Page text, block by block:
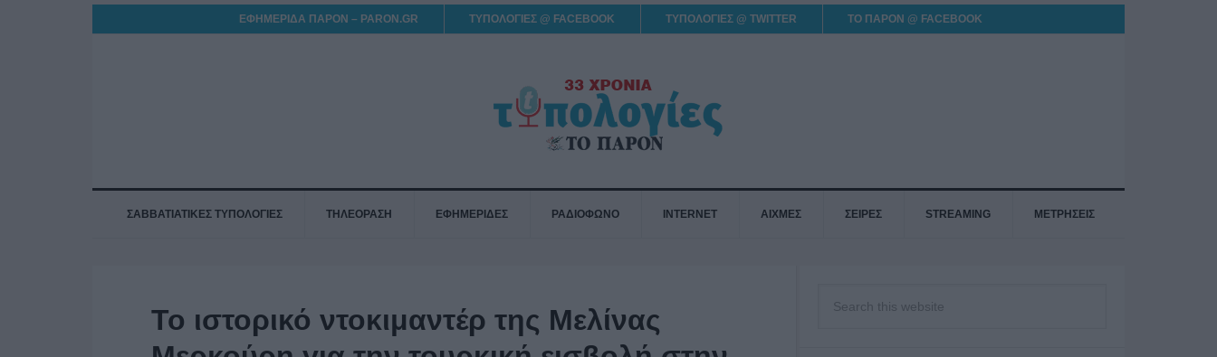
ΕΦΗΜΕΡΙΔΑ ΠΑΡΟΝ – PARON.GR ΤΥΠΟΛΟΓΙΕΣ @ FACEBOOK ΤΥΠΟΛΟΓΙΕΣ @ TWITTER ΤΟ ΠΑΡΟΝ @ FACEBOOK
ΣΑΒΒΑΤΙΑΤΙΚΕΣ ΤΥΠΟΛΟΓΙΕΣ ΤΗΛΕΟΡΑΣΗ ΕΦΗΜΕΡΙΔΕΣ ΡΑΔΙΟΦΩΝΟ INTERNET ΑΙΧΜΕΣ ΣΕΙΡΕΣ STREAMING ΜΕΤΡΗΣΕΙΣ
Το ιστορικό ντοκιμαντέρ της Μελίνας